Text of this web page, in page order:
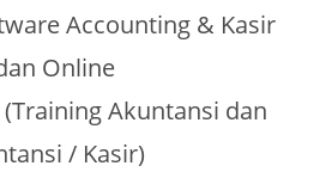
Accounting & Kasir
Online
(Training Akuntansi dan
/ Kasir)